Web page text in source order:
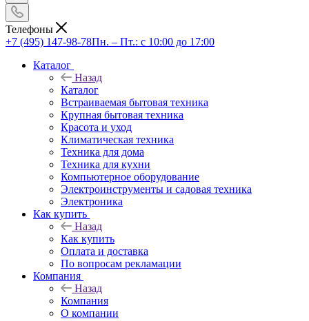
Телефоны
+7 (495) 147-98-78Пн. – Пт.: с 10:00 до 17:00
Каталог
Назад
Каталог
Встраиваемая бытовая техника
Крупная бытовая техника
Красота и уход
Климатическая техника
Техника для дома
Техника для кухни
Компьютерное оборудование
Электроинструменты и садовая техника
Электроника
Как купить
Назад
Как купить
Оплата и доставка
По вопросам рекламации
Компания
Назад
Компания
О компании